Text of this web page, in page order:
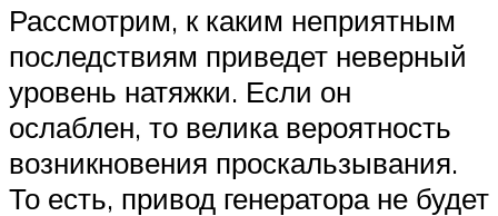
Рассмотрим, к каким неприятным
последствиям приведет неверный
уровень натяжки. Если он
ослаблен, то велика вероятность
возникновения проскальзывания.
То есть, привод генератора не будет